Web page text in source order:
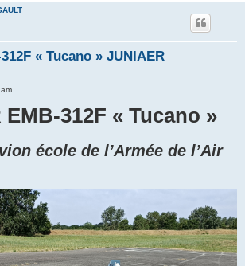
« Tucano » JUNIAER
312F « Tucano »
école de l’Armée de l’Air